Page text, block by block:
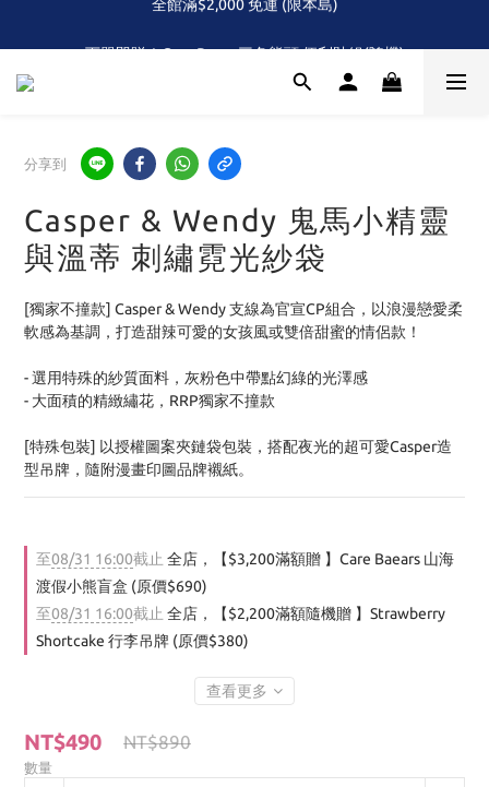
下單即贈！Care Bears 三色熊頭 便利貼組(隨機)
首次！！滿額再送Care Baears 山海渡假小熊盲包
全館滿$2,000 免運 (限本島)
分享到
Casper & Wendy 鬼馬小精靈
與溫蒂 刺繡霓光紗袋
[獨家不撞款] Casper & Wendy 支線為官宣CP組合，以浪漫戀愛柔
軟感為基調，打造甜辣可愛的女孩風或雙倍甜蜜的情侶款！
- 選用特殊的紗質面料，灰粉色中帶點幻綠的光澤感
- 大面積的精緻繡花，RRP獨家不撞款
[特殊包裝] 以授權圖案夾鏈袋包裝，搭配夜光的超可愛Casper造
型吊牌，隨附漫畫印圖品牌襯紙。
至08/31 16:00截止 全店，【$3,200滿額贈 】Care Baears 山海
渡假小熊盲盒 (原價$690)
至08/31 16:00截止 全店，【$2,200滿額隨機贈 】Strawberry
Shortcake 行李吊牌 (原價$380)
查看更多
NT$490 NT$890
數量